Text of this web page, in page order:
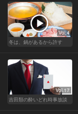
Vol.4
冬は、鍋があるから許す
Vol.17
吉田類の酔いどれ時事放談